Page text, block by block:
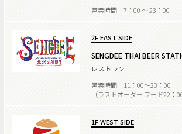
営業時間 7：00 ～ 23：00
2F EAST SIDE
SENGDEE THAI BEER
レストラン
営業時間 11：00～23：00
（ラストオーダー フード22：
1F WEST SIDE